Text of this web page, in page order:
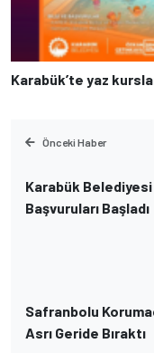
Karabük’te yaz
Önceki Haber
Karabük Belediyesi
Başvuruları Başladı
Safranbolu
Asrı Geride Bıraktı